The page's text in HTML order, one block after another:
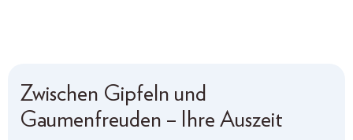
Zwischen Gipfeln und
Gaumenfreuden – Ihre Auszeit